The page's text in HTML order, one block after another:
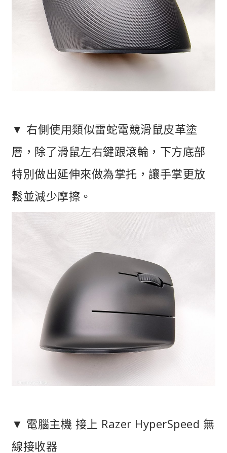
▼ 右側使用類似雷蛇電競滑鼠皮革塗
層，除了滑鼠左右鍵跟滾輪，下方底部
特別做出延伸來做為掌托，讓手掌更放
鬆並減少摩擦。
▼ 電腦主機 接上 Razer HyperSpeed 無
線接收器